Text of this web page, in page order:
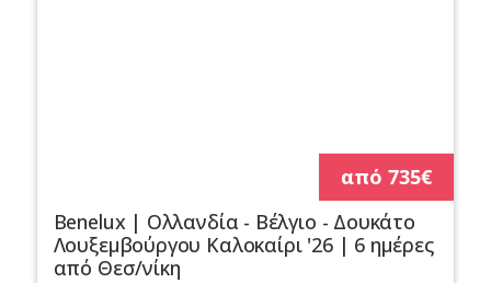
από 735€
Benelux | Ολλανδία - Βέλγιο - Δουκάτο
Λουξεμβούργου Καλοκαίρι '26 | 6 ημέρες
από Θεσ/νίκη